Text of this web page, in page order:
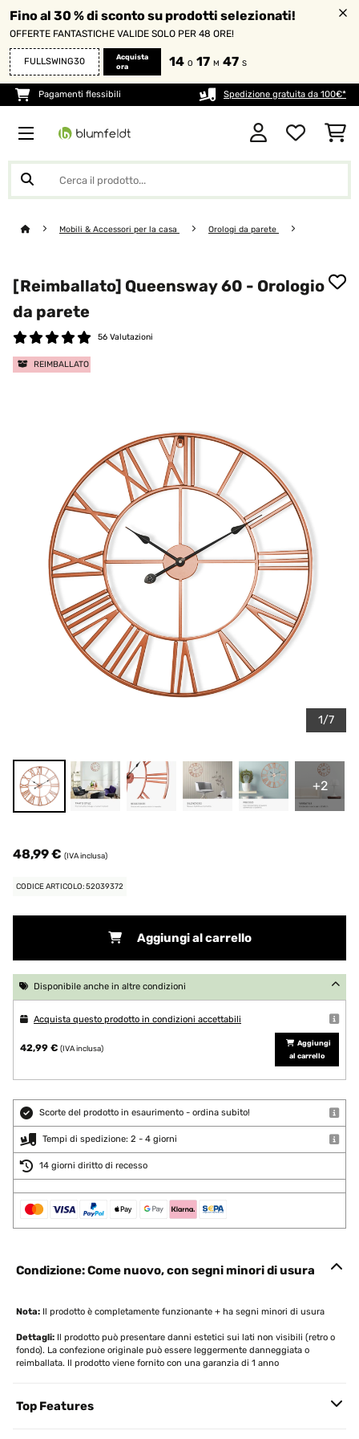
Fino al 30 % di sconto su prodotti selezionati!
OFFERTE FANTASTICHE VALIDE SOLO PER 48 ORE!
FULLSWING30
Acquista
ora
14 O 17 M 46 S
Pagamenti flessibili Spedizione gratuita da 100€*
Mobili & Accessori per la casa Orologi da parete
[Reimballato] Queensway 60 - Orologio
da parete
56 Valutazioni
REIMBALLATO
1/7
+2
48,99 € (IVA inclusa)
CODICE ARTICOLO: 52039372
Aggiungi al carrello
Disponibile anche in altre condizioni
Acquista questo prodotto in condizioni accettabili
42,99 € (IVA inclusa)
Aggiungi
al carrello
Scorte del prodotto in esaurimento - ordina subito!
Tempi di spedizione: 2 - 4 giorni
14 giorni diritto di recesso
Condizione: Come nuovo, con segni minori di usura
Nota: Il prodotto è completamente funzionante + ha segni minori di usura
Dettagli: Il prodotto può presentare danni estetici sui lati non visibili (retro o
fondo). La confezione originale può essere leggermente danneggiata o
reimballata. Il prodotto viene fornito con una garanzia di 1 anno
Top Features